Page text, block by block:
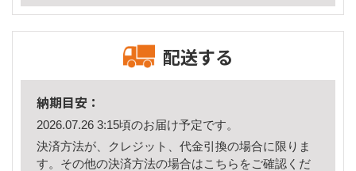
配送する
納期目安：
2026.07.26 3:15頃のお届け予定です。
決済方法が、クレジット、代金引換の場合に限りま
す。その他の決済方法の場合はこちら をご確認くだ